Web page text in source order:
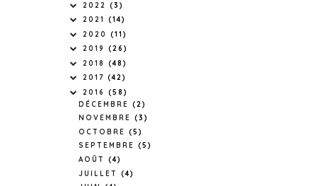
2022 (3)
2021 (14)
2020 (11)
2019 (26)
2018 (48)
2017 (42)
2016 (58)
DÉCEMBRE (2)
NOVEMBRE (3)
OCTOBRE (5)
SEPTEMBRE (5)
AOÛT (4)
JUILLET (4)